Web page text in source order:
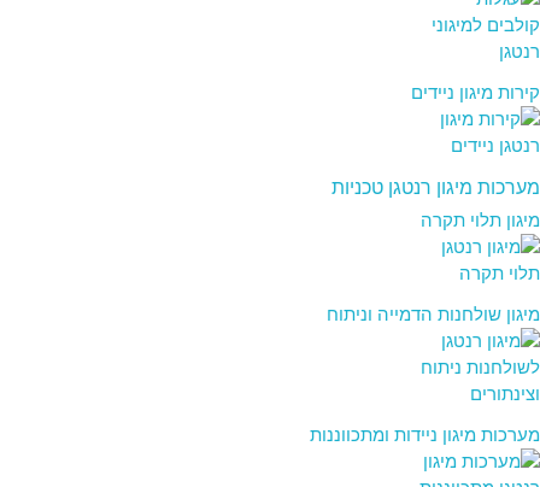
קירות מיגון ניידים
מערכות מיגון רנטגן טכניות
מיגון תלוי תקרה
מיגון שולחנות הדמייה וניתוח
מערכות מיגון ניידות ומתכווננות